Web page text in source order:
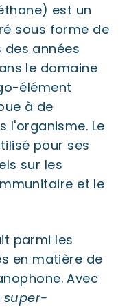
est un
sous forme de
années
le domaine
élément
à de
l'organisme. Le
pour ses
sur les
et le
parmi les
en matière de
Avec
super-